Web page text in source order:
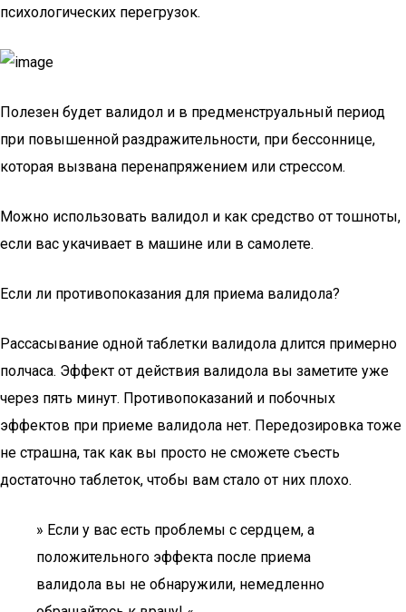
психологических перегрузок.
Полезен будет валидол и в предменструальный период
при повышенной раздражительности, при бессоннице,
которая вызвана перенапряжением или стрессом.
Можно использовать валидол и как средство от тошноты,
если вас укачивает в машине или в самолете.
Если ли противопоказания для приема валидола?
Рассасывание одной таблетки валидола длится примерно
полчаса. Эффект от действия валидола вы заметите уже
через пять минут. Противопоказаний и побочных
эффектов при приеме валидола нет. Передозировка тоже
не страшна, так как вы просто не сможете съесть
достаточно таблеток, чтобы вам стало от них плохо.
» Если у вас есть проблемы с сердцем, а
положительного эффекта после приема
валидола вы не обнаружили, немедленно